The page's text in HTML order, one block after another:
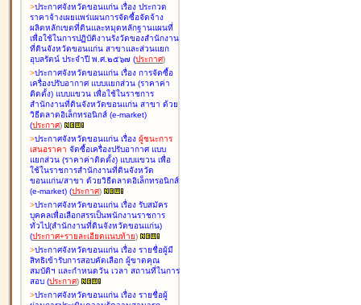
>ประกาศจังหวัดขอนแก่น เรื่อง ประกวด
ราคาจ้างเผยแพร่แผนการจัดซื้อจัดจ้าง
ผลิตหลักเขตที่ดินและหมุดหลักฐานแผนที่
เพื่อใช้ในการปฏิบัติงานรังวัดของสำนักงาน
ที่ดินจังหวัดขอนแก่น สาขาและส่วนแยก
อุบลรัตน์ ประจำปี พ.ศ.๒๕๖๗ (ประกาศ)
>ประกาศจังหวัดขอนแก่น เรื่อง การจัดซื้อ
เครื่องปรับอากาศ แบบแยกส่วน (ราคาค่า
ติดตั้ง) แบบแขวน เพื่อใช้ในราชการ
สำนักงานที่ดินจังหวัดขอนแก่น สาขา ด้วย
วิธีตลาดอิเล็กทรอนิกส์ (e-market)
(ประกาศ)
>ประกาศจังหวัดขอนแก่น เรื่อง ผู้ชนะการ
เสนอราคา จัดซื้อเครื่องปรับอากาศ แบบ
แยกส่วน (ราคาค่าติดตั้ง) แบบแขวน เพื่อ
ใช้ในราชการสำนักงานที่ดินจังหวัด
ขอนแก่น/สาขา ด้วยวิธีตลาดอิเล็กทรอนิกส์
(e-market) (ประกาศ)
>ประกาศจังหวัดขอนแก่น เรื่อง รับสมัคร
บุคคลเพื่อเลือกสรรเป็นพนักงานราชการ
ทั่วไป(สำนักงานที่ดินจังหวัดขอนแก่น)
(ประกาศ+รายละเอียดแนบท้าย)
>ประกาศจังหวัดขอนแก่น เรื่อง รายชื่อผู้มี
สิทธิเข้ารับการสอบคัดเลือก ผู้ขาดคุณ
สมบัติฯ และกำหนดวัน เวลา สถานที่ในการ
สอบ (ประกาศ)
>ประกาศจังหวัดขอนแก่น เรื่อง รายชื่อผู้